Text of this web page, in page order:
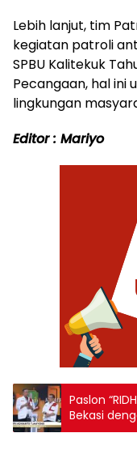
Lebih lanjut, tim
kegiatan patroli
SPBU Kalitekuk
Pecangaan, hal ini
lingkungan
Editor : Mariyo
Paslon
Bekasi